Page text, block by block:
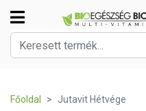
Főoldal Jutavit Hétvége